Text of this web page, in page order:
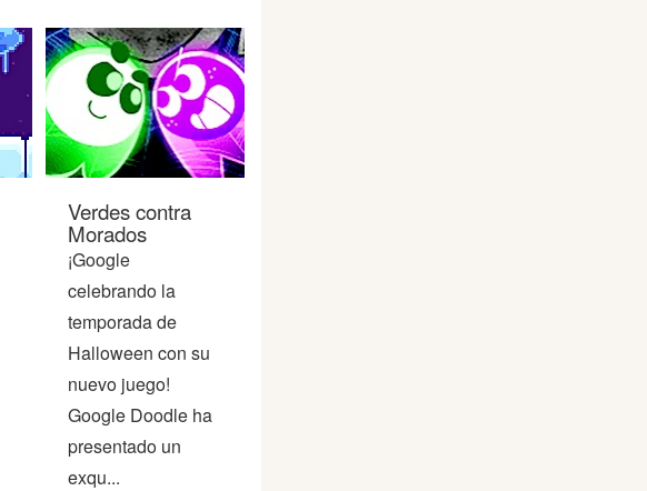
Verdes contra
Morados
¡Google
celebrando la
temporada de
Halloween con su
nuevo juego!
Google Doodle ha
presentado un
exqu...